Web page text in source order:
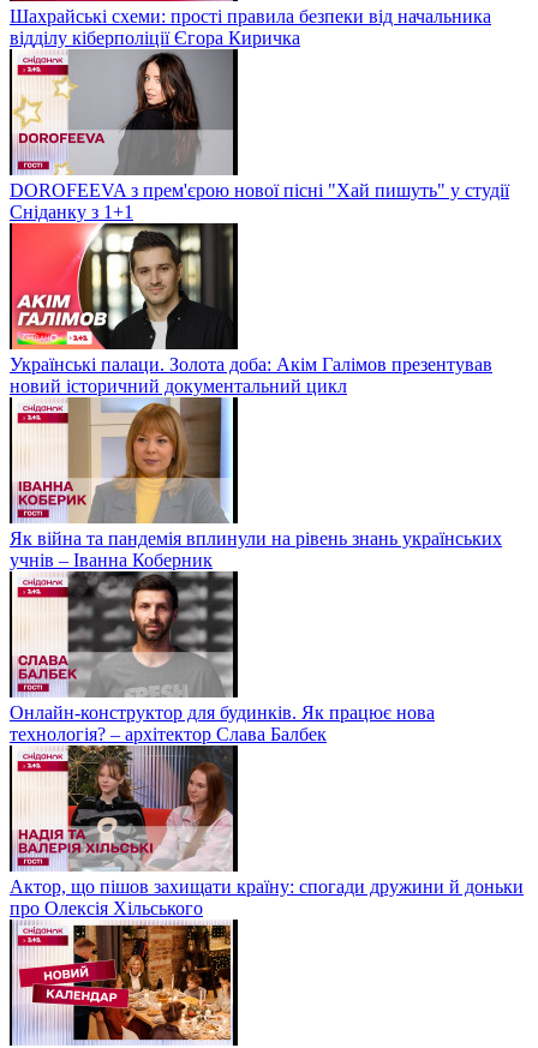
Шахрайські схеми: прості правила безпеки від начальника
відділу кіберполіції Єгора Киричка
DOROFEEVA з прем'єрою нової пісні "Хай пишуть" у студії
Сніданку з 1+1
Українські палаци. Золота доба: Акім Галімов презентував
новий історичний документальний цикл
Як війна та пандемія вплинули на рівень знань українських
учнів – Іванна Коберник
Онлайн-конструктор для будинків. Як працює нова
технологія? – архітектор Слава Балбек
Актор, що пішов захищати країну: спогади дружини й доньки
про Олексія Хільського